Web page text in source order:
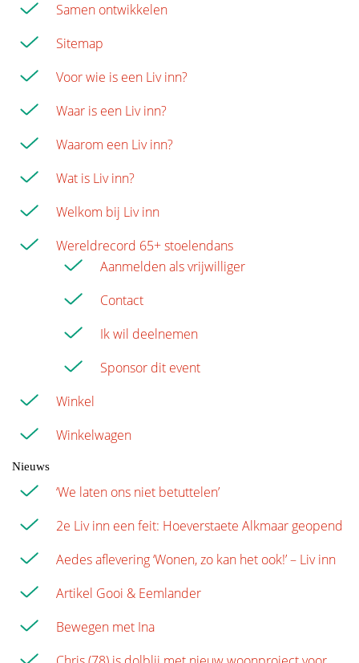
Samen ontwikkelen
Sitemap
Voor wie is een Liv inn?
Waar is een Liv inn?
Waarom een Liv inn?
Wat is Liv inn?
Welkom bij Liv inn
Wereldrecord 65+ stoelendans
Aanmelden als vrijwilliger
Contact
Ik wil deelnemen
Sponsor dit event
Winkel
Winkelwagen
Nieuws
‘We laten ons niet betuttelen’
2e Liv inn een feit: Hoeverstaete Alkmaar geopend
Aedes aflevering ‘Wonen, zo kan het ook!’ – Liv inn
Artikel Gooi & Eemlander
Bewegen met Ina